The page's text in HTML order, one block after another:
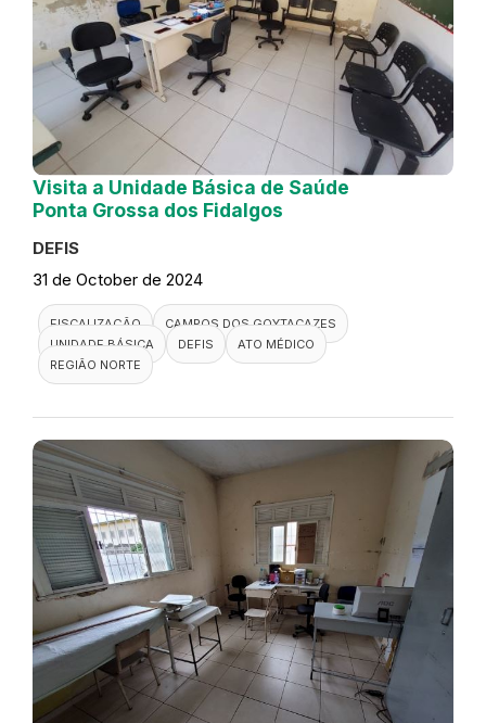
Visita a Unidade Básica de Saúde
Ponta Grossa dos Fidalgos
DEFIS
31 de October de 2024
FISCALIZAÇÃO
CAMPOS DOS GOYTACAZES
UNIDADE BÁSICA
DEFIS
ATO MÉDICO
REGIÃO NORTE